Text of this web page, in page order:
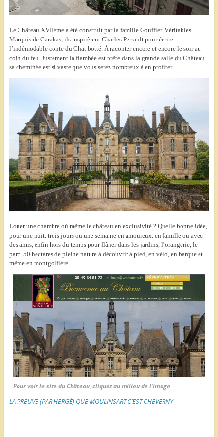
Le Château XVIIème a été construit par la famille Gouffier. Véritables
Marquis de Carabas, ils inspirèrent Charles Perrault pour écrire
l’indémodable conte du Chat botté. À raconter encore et encore le soir au
coin du feu. Justement la flambée est prête dans la grande salle du Château
sa cheminée est si vaste que vous serez nombreux à en profiter.
Louer une chambre où même le château en exclusivité ? Quelle bonne idée,
pour une nuit, trois jours ou une semaine en amoureux, en famille ou avec
des amis, enfin hors du temps pour flâner dans les jardins, l’orangerie, le
parc. 50 hectares de pleine nature à découvrir à pied, en vélo, en barque et
même en montgolfière.
Pour voir le site du Château, cliquez au milieu de l’image
LA PREUVE (PAR HERGÉ) QUE MOULINSART C’EST CHEVERNY